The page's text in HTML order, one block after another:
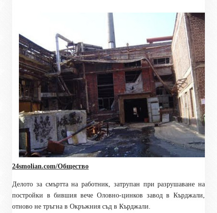
24smolian.com/Общество
Делото за смъртта на работник, затрупан при разрушаване на
постройки в бившия вече Оловно-цинков завод в Кърджали,
отново не тръгна в Окръжния съд в Кърджали.